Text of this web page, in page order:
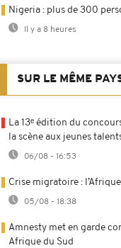
Nigeria : plus de 300
Il y a 8 heures
SUR LE MÊME
La 13ᵉ édition du
la scène aux jeunes
06/08 - 16:53
Crise migratoire :
05/08 - 18:38
Amnesty met en garde
Afrique du Sud